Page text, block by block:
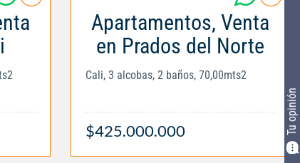
Tu opinión
Apartamentos, Venta
en Prados del Norte
Cali, 3 alcobas, 2 baños, 70,00mts2
$425.000.000